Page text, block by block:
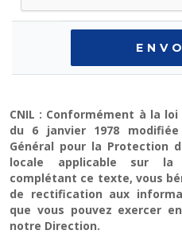
CNIL : Conformément à la
du 6 janvier 1978
Général pour la Protection
locale applicable sur la
complétant ce texte, vous
de rectification aux
que vous pouvez exercer
notre Direction.